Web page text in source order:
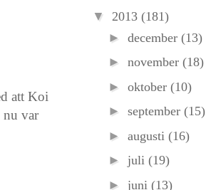
att Koi
nu var
▼ 2013 (181)
► december (13)
► november (18)
► oktober (10)
► september (15)
► augusti (16)
► juli (19)
► juni (13)